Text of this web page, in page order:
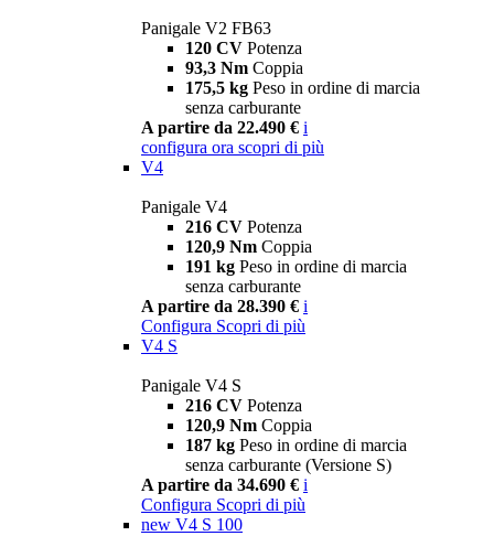
Panigale V2 FB63
120 CV Potenza
93,3 Nm Coppia
175,5 kg Peso in ordine di marcia
senza carburante
A partire da 22.490 € i
configura ora scopri di più
V4
Panigale V4
216 CV Potenza
120,9 Nm Coppia
191 kg Peso in ordine di marcia
senza carburante
A partire da 28.390 € i
Configura Scopri di più
V4 S
Panigale V4 S
216 CV Potenza
120,9 Nm Coppia
187 kg Peso in ordine di marcia
senza carburante (Versione S)
A partire da 34.690 € i
Configura Scopri di più
new V4 S 100